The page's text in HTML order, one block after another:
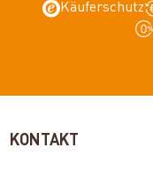
Käuferschutz
KONTAKT